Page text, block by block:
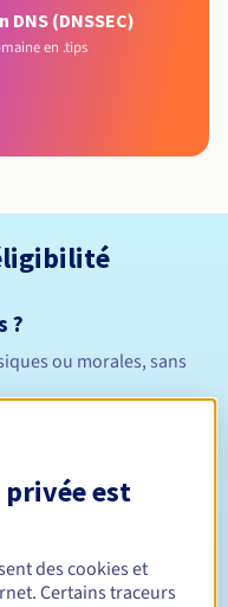
(DNSSEC)
en .tips
?
ou morales, sans
Entre 1 et 10 ans
Entre 1 et 10 ans
est
des cookies et
Certains traceurs